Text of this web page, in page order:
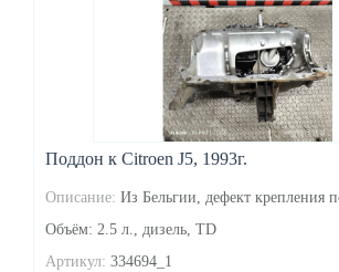
Поддон к Citroen J5, 1993г.
Описание: Из Бельгии, дефект крепления
Объём: 2.5 л., дизель, TD
Артикул: 334694_1